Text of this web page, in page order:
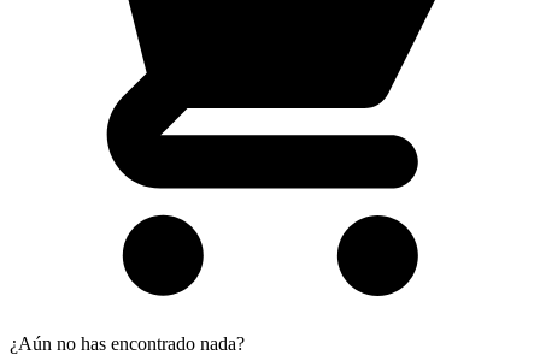
¿Aún no has encontrado nada?